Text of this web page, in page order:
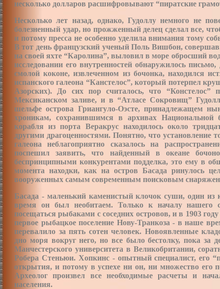
несколько долларов расшифровывают “пиратские
Несколько лет назад, однако, Гудоллу немного не
болезненный удар, но прожженный делец сделал все,
и потому пресса не особенно уделила внимания тому
В тот день французский ученый Поль Вишбон,
на своей яхте “Каролина”, выловил в море обросший
исследовании его внутренностей обнаружилось
смолой коконе, извлеченном из бочонка, находился
испанского галеона “Канстелос”, который потерпел
Азорских). До сих пор считалось, что “Констелос”
Мексиканском заливе, и в “Атласе Сокровищ”
шельфе острова Гриангуло-Оэсте, принадлежащем
хроникам, сохранившимся в архивах
корабля из порта Веракрус находилось около
другими драгоценностями. Понятно, что установление
галеона неблагоприятно сказалось на
поспешил заявить, что найденный в океане
беспринципными конкурентами подделка, это ему в
момента находки, как на остров Басада ринулось
вооруженных самым современным поисковым
Басада - маленький каменистый клочок суши, один из
время он был необитаем. Только к началу нашего
посещаться рыбаками с соседних островов, и в 1903
первое рыбацкое поселение Нову-Транкоза - в наше
перевалило за пять сотен человек. Новоявленные
дно моря вокруг него, но все было бестолку, пока за
Манчестерского университета в Великобритании,
Робера Стеньюи. Хопкинс - опытный специалист, его
открытия, и потому в успехе ни он, ни множество его
Археолог произвел все необходимые расчеты и
населения.